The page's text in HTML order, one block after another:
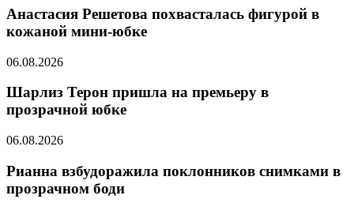
Анастасия Решетова похвасталась фигурой в
кожаной мини-юбке
06.08.2026
Шарлиз Терон пришла на премьеру в
прозрачной юбке
06.08.2026
Рианна взбудоражила поклонников снимками в
прозрачном боди